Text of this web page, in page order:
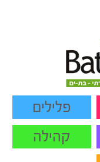
פלילים
קהילה